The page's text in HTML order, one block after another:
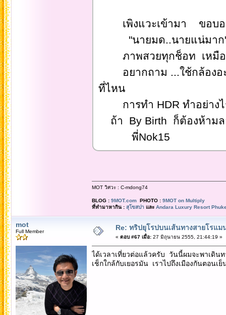
เพิงแวะเข้ามา ขอบอ
"นายมด..นายแน่มาก
ภาพสวยทุกช็อท เหมือน
อยากถาม ...ใช้กล้องอะไ
ที่ไหน
การทำ HDR ทำอย่างไ
ถ้า By Birth ก็ต้องห้ามล
พี่Nok15
MOT วิศวะ : C-mdong74
BLOG : 9MOT.comPHOTO : 9MOT on Multiply
ที่ทำมาหากิน : สุโขสปา และ Andara Luxury Resort
mot
Full Member Re: ทริปยุโรปบนเส้นทางสายโรแม
« ตอบ #67 เมื่อ:27 มิถุนายน 2555, 21:44:19 »
ได้เวลาเที่ยวต่อแล้วครับ วันนี้ผมจะพาเดิน
เช็กใกล้กับเยอรมัน เราไปถึงเมืองกันตอน